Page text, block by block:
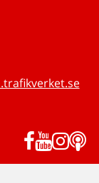
Facebook
YouTube